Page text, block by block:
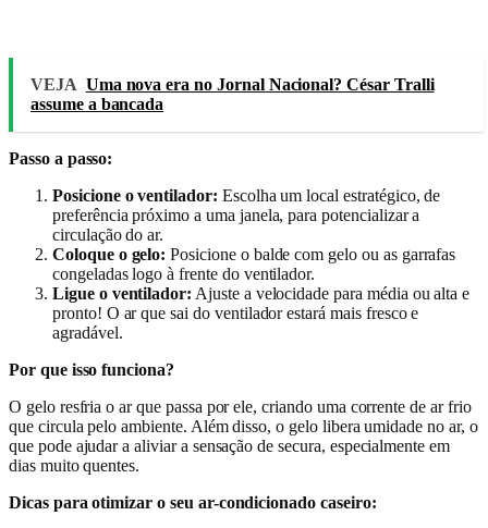
VEJA Uma nova era no Jornal Nacional? César Tralli
assume a bancada
Passo a passo:
Posicione o ventilador: Escolha um local estratégico, de
preferência próximo a uma janela, para potencializar a
circulação do ar.
Coloque o gelo: Posicione o balde com gelo ou as garrafas
congeladas logo à frente do ventilador.
Ligue o ventilador: Ajuste a velocidade para média ou alta e
pronto! O ar que sai do ventilador estará mais fresco e
agradável.
Por que isso funciona?
O gelo resfria o ar que passa por ele, criando uma corrente de ar frio
que circula pelo ambiente. Além disso, o gelo libera umidade no ar, o
que pode ajudar a aliviar a sensação de secura, especialmente em
dias muito quentes.
Dicas para otimizar o seu ar-condicionado caseiro: